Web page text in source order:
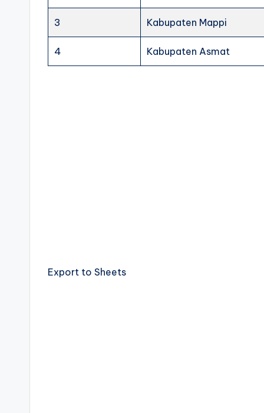
3 Kabupaten Mappi
4 Kabupaten Asmat
Export to Sheets